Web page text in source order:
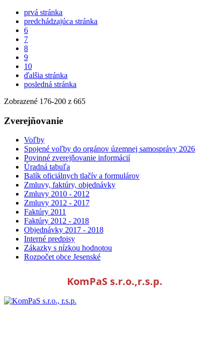
prvá stránka
predchádzajúca stránka
6
7
8
9
10
ďalšia stránka
posledná stránka
Zobrazené 176-200 z 665
Zverejňovanie
Voľby
Spojené voľby do orgánov územnej samosprávy 2026
Povinné zverejňovanie informácií
Úradná tabuľa
Balík oficiálnych tlačív a formulárov
Zmluvy, faktúry, objednávky
Zmluvy 2010 - 2012
Zmluvy 2012 - 2017
Faktúry 2011
Faktúry 2012 - 2018
Objednávky 2017 - 2018
Interné predpisy
Zákazky s nízkou hodnotou
Rozpočet obce Jesenské
KomPaS s.r.o.,r.s.p.